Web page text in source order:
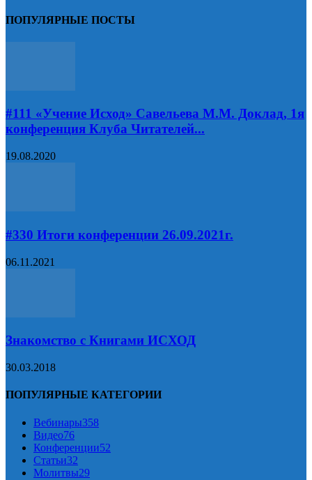
ПОПУЛЯРНЫЕ ПОСТЫ
#111 «Учение Исход» Савельева М.М. Доклад, 1я
конференция Клуба Читателей...
19.08.2020
#330 Итоги конференции 26.09.2021г.
06.11.2021
Знакомство с Книгами ИСХОД
30.03.2018
ПОПУЛЯРНЫЕ КАТЕГОРИИ
Вебинары358
Видео76
Конференции52
Статьи32
Молитвы29